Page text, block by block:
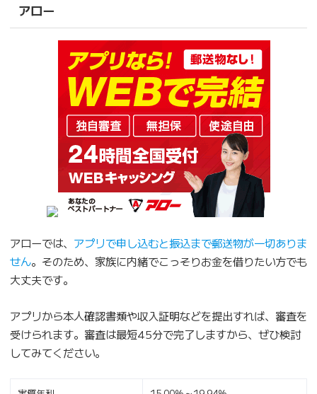
アロー
アローでは、 アプリで申し込むと振込まで郵送物が一切ありま
せん。そのため、家族に内緒でこっそりお金を借りたい方でも
大丈夫です。
アプリから本人確認書類や収入証明などを提出すれば、審査を
受けられます。審査は最短45分で完了しますから、ぜひ検討
してみてください。